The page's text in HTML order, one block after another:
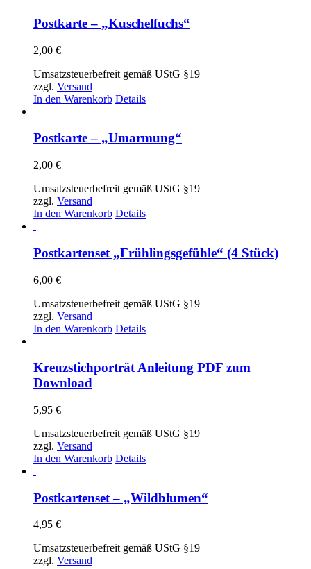
mehrere
Varianten
Optionen
können
auf
der
werden
Postkarte – „Kuschelfuchs“
2,00 €
Umsatzsteuerbefreit gemäß UStG §19
zzgl. Versand
In den Warenkorb Details
Postkarte – „Umarmung“
2,00 €
Umsatzsteuerbefreit gemäß UStG §19
zzgl. Versand
In den Warenkorb Details
Postkartenset „Frühlingsgefühle“ (4 Stück)
6,00 €
Umsatzsteuerbefreit gemäß UStG §19
zzgl. Versand
In den Warenkorb Details
Kreuzstichporträt Anleitung PDF zum
Download
5,95 €
Umsatzsteuerbefreit gemäß UStG §19
zzgl. Versand
In den Warenkorb Details
Postkartenset – „Wildblumen“
4,95 €
Umsatzsteuerbefreit gemäß UStG §19
zzgl. Versand